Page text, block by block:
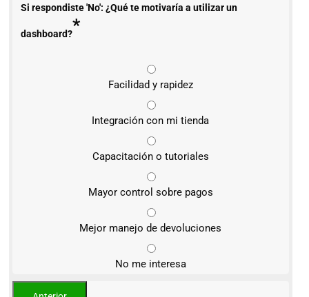
Si respondiste 'No': ¿Qué te motivaría a utilizar un
dashboard?*
Facilidad y rapidez
Integración con mi tienda
Capacitación o tutoriales
Mayor control sobre pagos
Mejor manejo de devoluciones
No me interesa